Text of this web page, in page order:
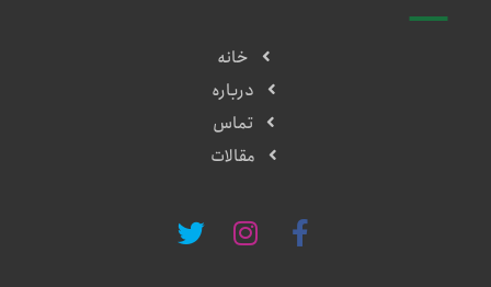
خانه
درباره
تماس
مقالات